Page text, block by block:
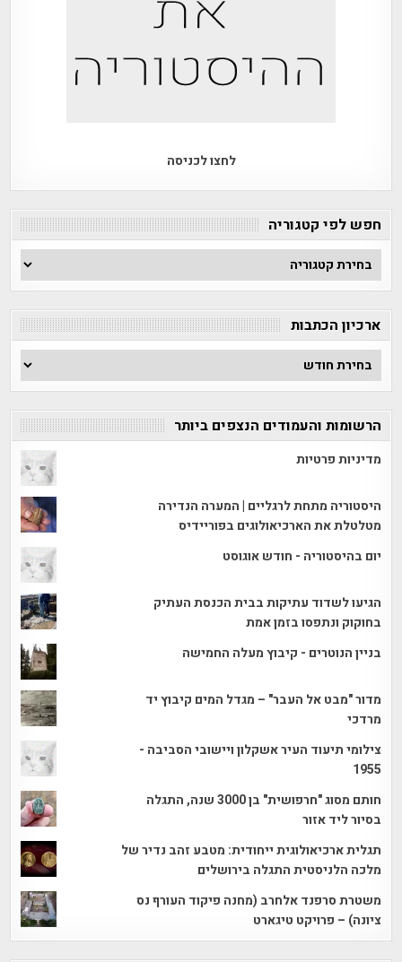
לחצו לכניסה
חפש לפי קטגוריה
חפש
לפי
ארכיון הכתבות
ארכיון
הכתבות
הרשומות והעמודים הנצפים ביותר
מדיניות פרטיות
היסטוריה מתחת לרגליים | המערה הנדירה
מטלטלת את הארכיאולוגים בפוריידיס
יום בהיסטוריה - חודש אוגוסט
הגיעו לשדוד עתיקות בבית הכנסת העתיק
בחוקוק ונתפסו בזמן אמת
בניין הנוטרים - קיבוץ מעלה החמישה
מדור "מבט אל העבר" – מגדל המים קיבוץ יד
מרדכי
צילומי תיעוד העיר אשקלון ויישובי הסביבה -
1955
חותם מסוג "חרפושית" בן 3000 שנה, התגלה
בסיור ליד אזור
תגלית ארכיאולוגית ייחודית: מטבע זהב נדיר של
מלכה הלניסטית התגלה בירושלים
משטרת סרפנד אלחרב (מחנה פיקוד העורף נס
ציונה) – פרויקט טיגארט